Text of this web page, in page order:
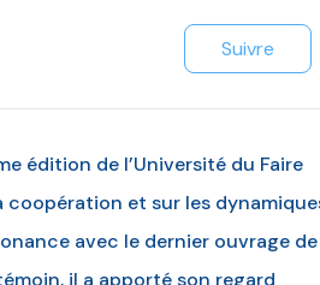
Suivre
édition de l’Université du Faire
coopération et sur les
avec le dernier ouvrage de
il a apporté son regard